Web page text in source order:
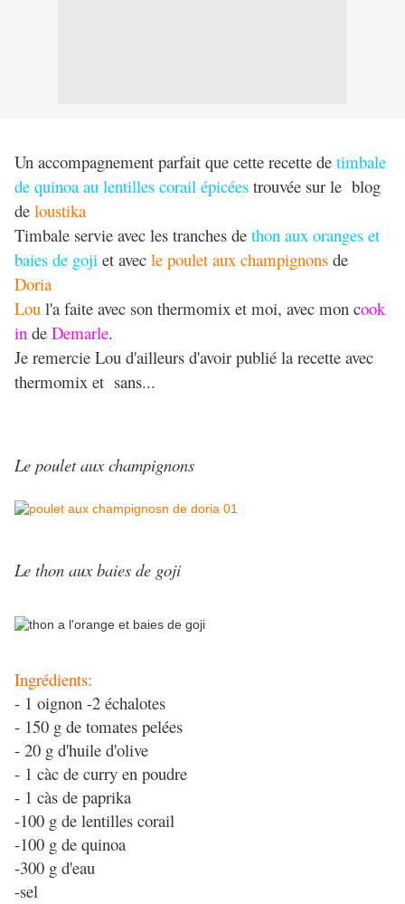
Un accompagnement parfait que cette recette de timbale
de quinoa au lentilles corail épicées trouvée sur le blog
de loustika
Timbale servie avec les tranches de thon aux oranges et
baies de goji et avec le poulet aux champignons de
Doria
Lou l'a faite avec son thermomix et moi, avec mon cook
in de Demarle.
Je remercie Lou d'ailleurs d'avoir publié la recette avec
thermomix et sans...
Le poulet aux champignons
Le thon aux baies de goji
Ingrédients:
- 1 oignon -2 échalotes
- 150 g de tomates pelées
- 20 g d'huile d'olive
- 1 càc de curry en poudre
- 1 càs de paprika
-100 g de lentilles corail
-100 g de quinoa
-300 g d'eau
-sel